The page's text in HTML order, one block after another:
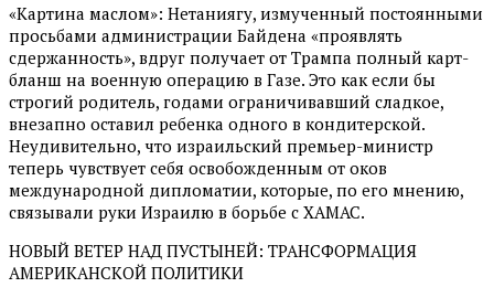
«Картина маслом»: Нетаниягу, измученный постоянными
просьбами администрации Байдена «проявлять
сдержанность», вдруг получает от Трампа полный карт-
бланш на военную операцию в Газе. Это как если бы
строгий родитель, годами ограничивавший сладкое,
внезапно оставил ребенка одного в кондитерской.
Неудивительно, что израильский премьер-министр
теперь чувствует себя освобожденным от оков
международной дипломатии, которые, по его мнению,
связывали руки Израилю в борьбе с ХАМАС.
НОВЫЙ ВЕТЕР НАД ПУСТЫНЕЙ: ТРАНСФОРМАЦИЯ
АМЕРИКАНСКОЙ ПОЛИТИКИ